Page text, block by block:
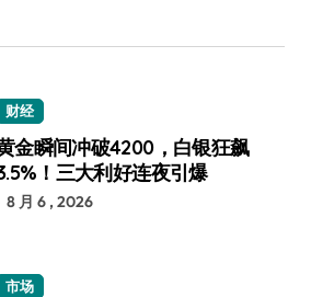
财经
金瞬间冲破4200，白银狂飙
！三大利好连夜引爆
8 月 6 , 2026
市场